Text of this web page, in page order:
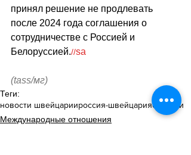
принял решение не продлевать
после 2024 года соглашения о
сотрудничестве с Россией и
Белоруссией.//sa
(tass/мг)
Теги:
новости швейцариироссия-швейцариясанкции
Международные отношения